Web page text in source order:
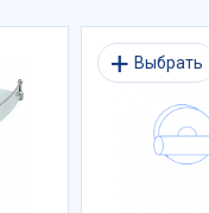
Выбрать